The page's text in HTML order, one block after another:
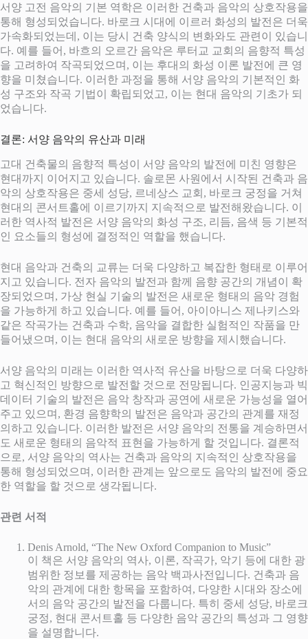
서양 고전 음악의 기본 역학은 이러한 건축과 음악의 상호작용을
통해 형성되었습니다. 바로크 시대에 이르러 화성의 발전은 더욱
가속화되었는데, 이는 당시 건축 양식의 변화와도 관련이 있습니
다. 예를 들어, 바흐의 오르간 음악은 루터교 교회의 음향적 특성
을 고려하여 작곡되었으며, 이는 후대의 화성 이론 발전에 큰 영
향을 미쳤습니다. 이러한 과정을 통해 서양 음악의 기본적인 화
성 구조와 작곡 기법이 확립되었고, 이는 현대 음악의 기초가 되
었습니다.
결론: 서양 음악의 유산과 미래
고대 건축물의 음향적 특성이 서양 음악의 발전에 미친 영향은
현대까지 이어지고 있습니다. 솔로몬 사원에서 시작된 건축과 음
악의 상호작용은 중세 성당, 르네상스 교회, 바로크 궁정을 거쳐
현대의 콘서트홀에 이르기까지 지속적으로 발전해왔습니다. 이
러한 역사적 발전은 서양 음악의 화성 구조, 리듬, 음색 등 기본적
인 요소들의 형성에 결정적인 역할을 했습니다.
현대 음악과 건축의 교류는 더욱 다양하고 복잡한 형태로 이루어
지고 있습니다. 전자 음악의 발전과 함께 음향 공간의 개념이 확
장되었으며, 가상 현실 기술의 발전은 새로운 형태의 음악 경험
을 가능하게 하고 있습니다. 예를 들어, 아이아니스 제나키스와
같은 작곡가는 건축과 수학, 음악을 결합한 실험적인 작품을 만
들어냈으며, 이는 현대 음악의 새로운 방향을 제시했습니다.
서양 음악의 미래는 이러한 역사적 유산을 바탕으로 더욱 다양하
고 혁신적인 방향으로 발전할 것으로 전망됩니다. 인공지능과 빅
데이터 기술의 발전은 음악 창작과 공연에 새로운 가능성을 열어
주고 있으며, 환경 음향학의 발전은 음악과 공간의 관계를 재정
의하고 있습니다. 이러한 발전은 서양 음악의 전통을 계승하면서
도 새로운 형태의 음악적 표현을 가능하게 할 것입니다. 결론적
으로, 서양 음악의 역사는 건축과 음악의 지속적인 상호작용을
통해 형성되었으며, 이러한 관계는 앞으로도 음악의 발전에 중요
한 역할을 할 것으로 생각됩니다.
관련 서적
Denis Arnold, “The New Oxford Companion to Music”
이 책은 서양 음악의 역사, 이론, 작곡가, 악기 등에 대한 광
범위한 정보를 제공하는 음악 백과사전입니다. 건축과 음
악의 관계에 대한 항목을 포함하여, 다양한 시대와 장소에
서의 음악 공간의 발전을 다룹니다. 특히 중세 성당, 바로크
궁정, 현대 콘서트홀 등 다양한 음악 공간의 특성과 그 영향
을 설명합니다.